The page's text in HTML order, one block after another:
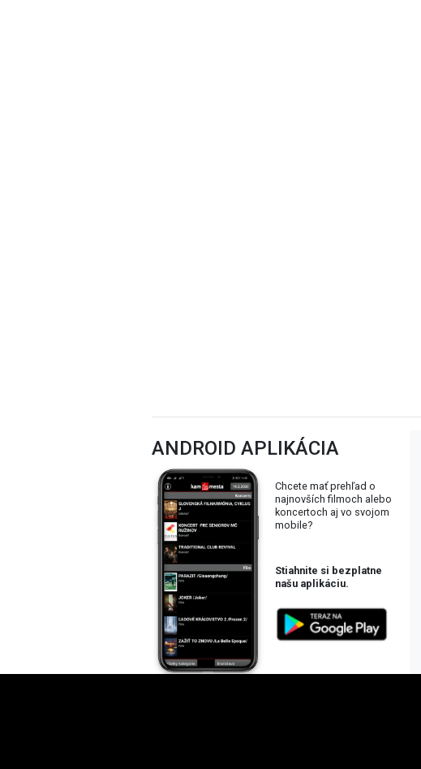
ANDROID APLIKÁCIA
Chcete mať prehľad o
najnovších filmoch alebo
koncertoch aj vo svojom
mobile?
Stiahnite si bezplatne
našu aplikáciu.